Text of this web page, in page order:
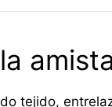
tejido,